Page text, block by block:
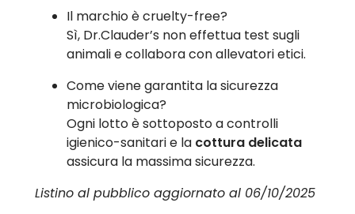
Il marchio è cruelty-free?
Sì, Dr.Clauder’s non effettua test sugli
animali e collabora con allevatori etici.
Come viene garantita la sicurezza
microbiologica?
Ogni lotto è sottoposto a controlli
igienico-sanitari e la cottura delicata
assicura la massima sicurezza.
Listino al pubblico aggiornato al 06/10/2025